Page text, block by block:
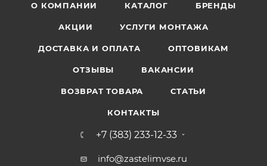
О КОМПАНИИ КАТАЛОГ БРЕНДЫ
АКЦИИ УСЛУГИ МОНТАЖА
ДОСТАВКА И ОПЛАТА ОПТОВИКАМ
ОТЗЫВЫ ВАКАНСИИ
ВОЗВРАТ ТОВАРА СТАТЬИ
КОНТАКТЫ
+7 (383) 233-12-33
info@zastelimvse.ru